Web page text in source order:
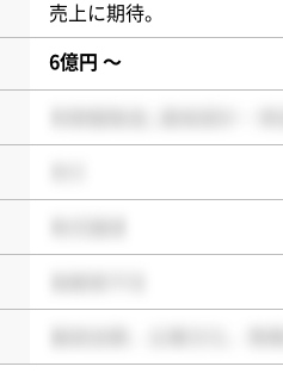
売上に期待。
6億円 〜